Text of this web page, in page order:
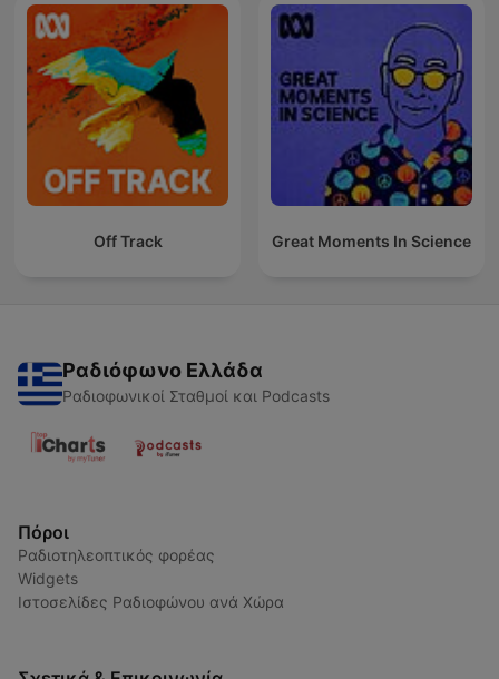
Off Track Great Moments In Science
Ραδιόφωνο Ελλάδα
Ραδιοφωνικοί Σταθμοί και Podcasts
Πόροι
Ραδιοτηλεοπτικός φορέας
Widgets
Ιστοσελίδες Ραδιοφώνου ανά Χώρα